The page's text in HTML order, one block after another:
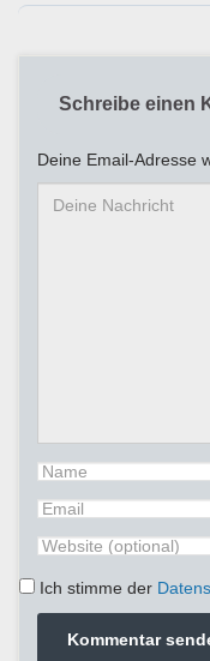
Schreibe einen
Deine Email-Adresse
Ich stimme der